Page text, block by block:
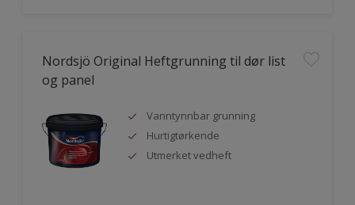
Nordsjö Original Heftgrunning til dør list
og panel
Vanntynnbar grunning
Hurtigtørkende
Utmerket vedheft